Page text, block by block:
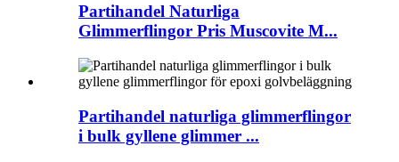
Partihandel Naturliga
Glimmerflingor Pris Muscovite M...
Partihandel naturliga glimmerflingor
i bulk gyllene glimmer ...